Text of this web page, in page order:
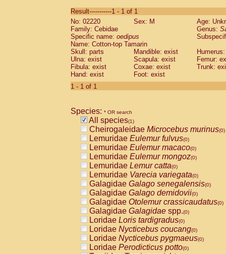
CebidaeSaguinus labiatus(0)
Cebidae Saguinus leucopus (0)
Cebidae
CebidaeSaguinus mystax
Cebidae Saguinus nigricollis (0)
Cebidae Saguinus oedipus
Cebidae Saguinus weddelli
Cebidae Saguinusspp.
Cebidae
CebidaeCebus capucinus
CebidaeCebus nigrivittatus
CebidaeCebus spp.(0)
CebidaeSaimiri boliviensis(0)
CebidaeSaimiri sciureus(0)
AtelidaeAlouatta caraya(0)
AtelidaeAlouatta fusca(0)
AtelidaeAlouatta seniculus(0)
AtelidaeAlouattaspp.(0)
AtelidaeAteles belzebuth(0)
AtelidaeAteles geoffroyi(0)
AtelidaeAteles paniscus(0)
AtelidaeAtelesspp.(0)
AtelidaeLagothrix lagothricha(0)
AtelidaeLagothrix lagothricha cana
PitheciidaeCacajao calvus
Result-----------1 - 1 of 1
No: 02220
Sex: M
Age:
Family: Cebidae
Genus:
Specific name: oedipus
Name: Cotton-top Tamarin
Skull: parts
Mandible: exist
Ulna: exist
Scapula: exist
Femur:
Fibula: exist
Coxae: exist
Trunk:
Hand: exist
Foot: exist
1 - 1 of 1
Species: * OR search
All species(1)
Cheirogaleidae Microcebus murinus(0)
Lemuridae Eulemur fulvus(0)
Lemuridae Eulemur macaco(0)
Lemuridae Eulemur mongoz(0)
Lemuridae Lemur catta(0)
Lemuridae Varecia variegata(0)
Galagidae Galago senegalensis(0)
Galagidae Galago demidovii(0)
Galagidae Otolemur crassicaudatus(0)
Galagidae Galagidae spp.(0)
Loridae Loris tardigradus(0)
Loridae Nycticebus coucang(0)
Loridae Nycticebus pygmaeus(0)
Loridae Perodicticus potto(0)